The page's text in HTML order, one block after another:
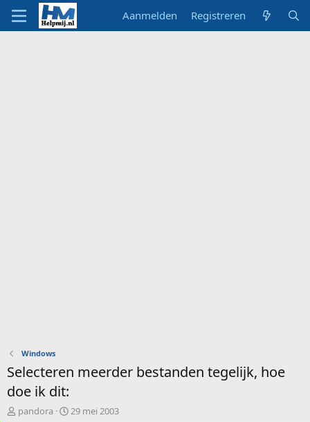
Aanmelden Registreren
Windows
Selecteren meerder bestanden tegelijk, hoe
doe ik dit:
O
pandora
S
29 mei 2003